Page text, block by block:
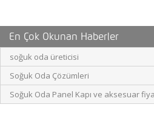
En Çok Okunan Haberler
soğuk oda üreticisi
Soğuk Oda Çözümleri
Soğuk Oda Panel Kapı ve aksesuar